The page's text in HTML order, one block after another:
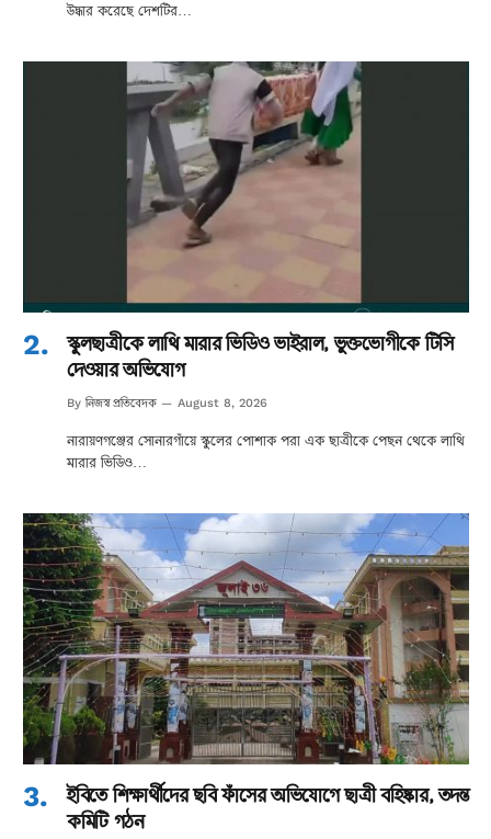
উদ্ধার করেছে দেশটির…
স্কুলছাত্রীকে লাথি মারার ভিডিও ভাইরাল, ভুক্তভোগীকে টিসি
দেওয়ার অভিযোগ
By নিজস্ব প্রতিবেদক August 8, 2026
নারায়ণগঞ্জের সোনারগাঁয়ে স্কুলের পোশাক পরা এক ছাত্রীকে পেছন থেকে লাথি
মারার ভিডিও…
ইবিতে শিক্ষার্থীদের ছবি ফাঁসের অভিযোগে ছাত্রী বহিষ্কার, তদন্ত
কমিটি গঠন